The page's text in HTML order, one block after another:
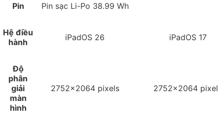
Pin Pin sạc Li-Po 38.99 Wh
Hệ điều
hành
iPadOS 26 iPadOS 17
Độ
phân
giải
màn
hình
2752x2064 pixels 2752x2064